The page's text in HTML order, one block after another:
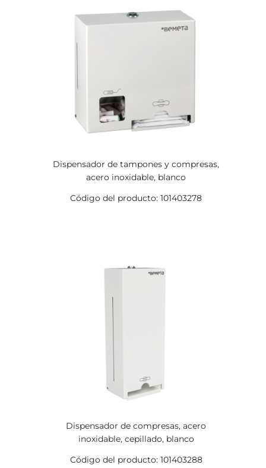
Dispensador de tampones y compresas,
acero inoxidable, blanco
Código del producto: 101403278
Dispensador de compresas, acero
inoxidable, cepillado, blanco
Código del producto: 101403288